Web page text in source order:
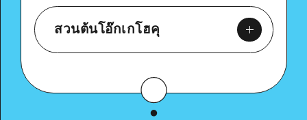
สวนต้นโอ๊กเกโฮคุ